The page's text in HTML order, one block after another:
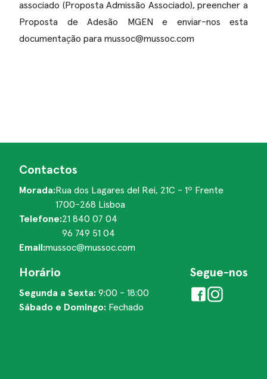
associado (Proposta Admissão Associado), preencher a
Proposta de Adesão MGEN e enviar-nos esta
documentação para mussoc@mussoc.com
Contactos
Morada: Rua dos Lagares del Rei, 21C - 1º Frente
1700-268 Lisboa
Telefone:21 840 07 04
96 749 51 04
Email:mussoc@mussoc.com
Horário
Segunda a Sexta: 9:00 - 18:00
Sábado e Domingo: Fechado
Segue-nos